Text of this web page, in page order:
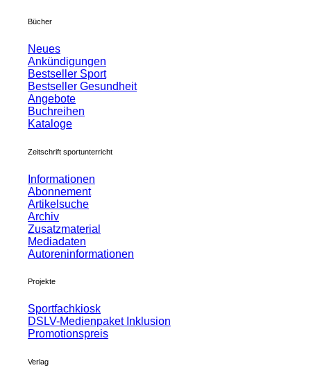
Bücher
Neues
Ankündigungen
Bestseller Sport
Bestseller Gesundheit
Angebote
Buchreihen
Kataloge
Zeitschrift sportunterricht
Informationen
Abonnement
Artikelsuche
Archiv
Zusatzmaterial
Mediadaten
Autoreninformationen
Projekte
Sportfachkiosk
DSLV-Medienpaket Inklusion
Promotionspreis
Verlag